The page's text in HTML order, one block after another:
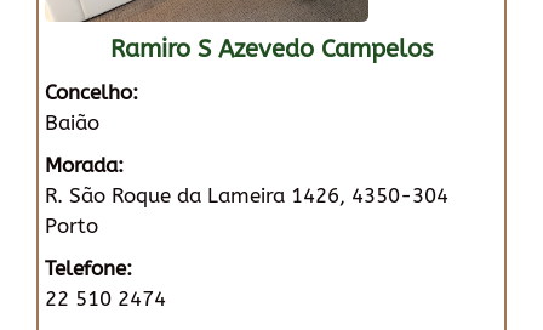
Ramiro S Azevedo Campelos
Concelho:
Baião
Morada:
R. São Roque da Lameira 1426, 4350-304
Porto
Telefone:
22 510 2474